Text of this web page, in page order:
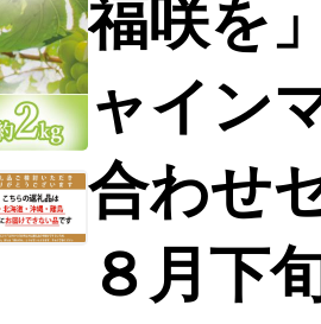
福咲を
ャイン
合わせ
８月下